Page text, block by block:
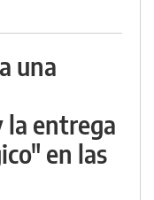
una
entrega
en las